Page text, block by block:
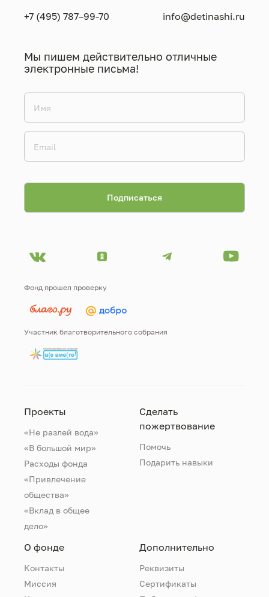
+7 (495) 787–99-70 info@detinashi.ru
Мы пишем действительно отличные
электронные письма!
Фонд прошел проверку
Участник благотворительного собрания
Проекты
«Не разлей вода»
«В большой мир»
Расходы фонда
«Привлечение
общества»
«Вклад в общее
дело»
Сделать
пожертвование
Помочь
Подарить навыки
О фонде
Контакты
Миссия
Дополнительно
Реквизиты
Сертификаты